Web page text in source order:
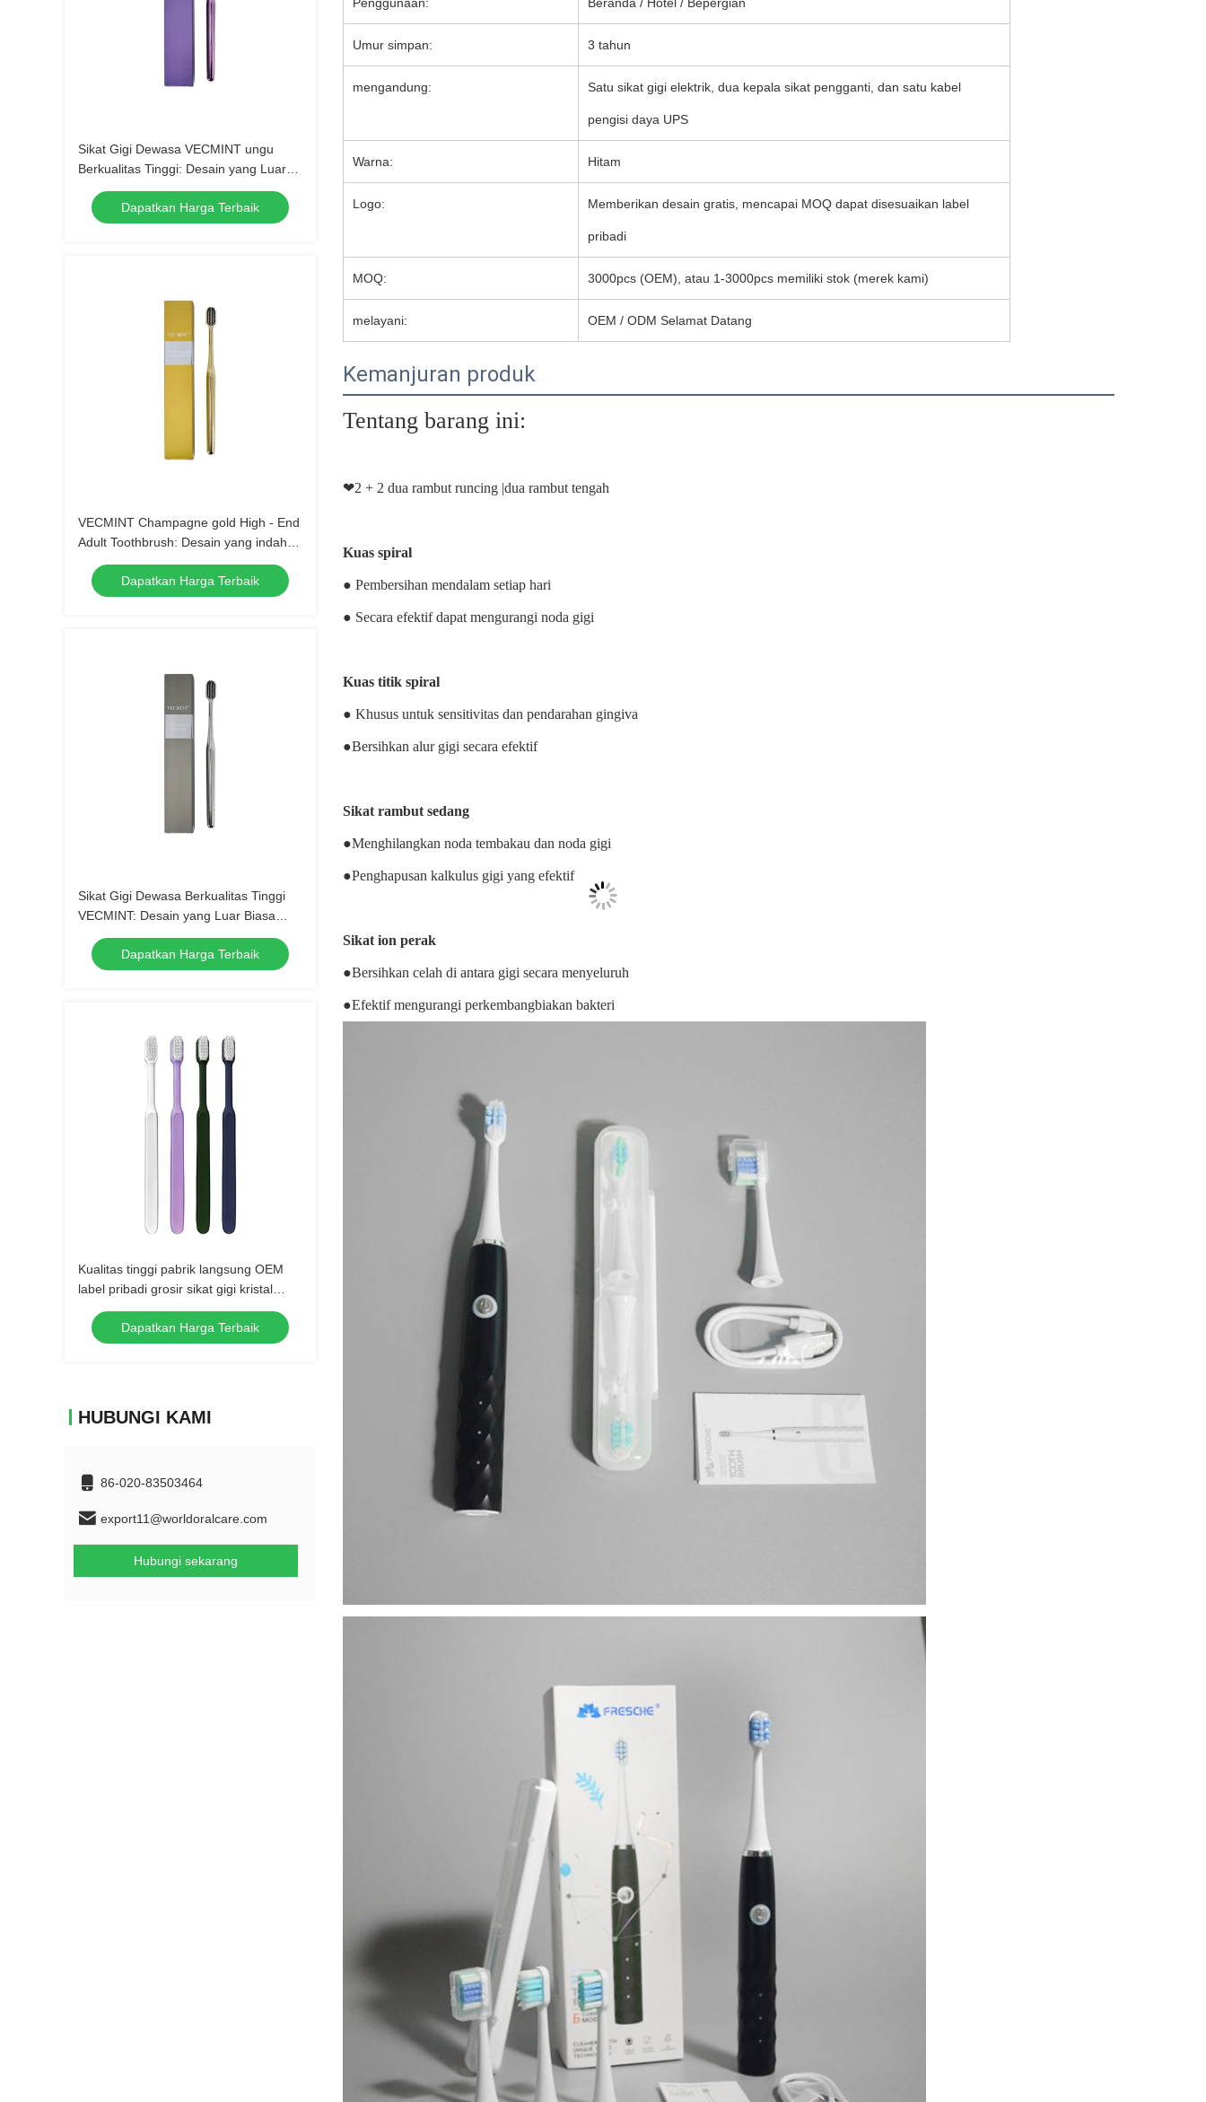
Sikat Gigi Dewasa VECMINT ungu
Berkualitas Tinggi: Desain yang Luar
Biasa untuk Kebersihan Mulut yang
Luar Biasa, Sempurna untuk
Penggunaan Sehari-hari
Dapatkan Harga Terbaik
VECMINT Champagne gold High - End
Adult Toothbrush: Desain yang indah
untuk kebersihan mulut yang unggul,
sempurna untuk penggunaan sehari-
Dapatkan Harga Terbaik
Sikat Gigi Dewasa Berkualitas Tinggi
VECMINT: Desain yang Luar Biasa
untuk Kebersihan Mulut yang Luar
Biasa, Sikat Gigi yang Sempurna untuk
Penggunaan Harian
Dapatkan Harga Terbaik
Kualitas tinggi pabrik langsung OEM
label pribadi grosir sikat gigi kristal
plastik manual sikat gigi dewasa lembut
Dapatkan Harga Terbaik
HUBUNGI KAMI
86-020-83503464
export11@worldoralcare.com
Hubungi sekarang
Umur simpan: 3 tahun
mengandung: Satu sikat gigi elektrik, dua kepala sikat pengganti, dan satu kabel
pengisi daya UPS
Warna: Hitam
Logo: Memberikan desain gratis, mencapai MOQ dapat disesuaikan label
pribadi
MOQ: 3000pcs (OEM), atau 1-3000pcs memiliki stok (merek kami)
melayani: OEM / ODM Selamat Datang
Kemanjuran produk
Tentang barang ini:
❤2 + 2 dua rambut runcing |dua rambut tengah
Kuas spiral
● Pembersihan mendalam setiap hari
● Secara efektif dapat mengurangi noda gigi
Kuas titik spiral
● Khusus untuk sensitivitas dan pendarahan gingiva
●Bersihkan alur gigi secara efektif
Sikat rambut sedang
●Menghilangkan noda tembakau dan noda gigi
●Penghapusan kalkulus gigi yang efektif
Sikat ion perak
●Bersihkan celah di antara gigi secara menyeluruh
●Efektif mengurangi perkembangbiakan bakteri